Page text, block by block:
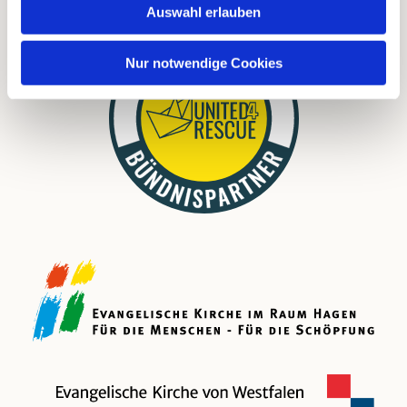
Auswahl erlauben
Nur notwendige Cookies